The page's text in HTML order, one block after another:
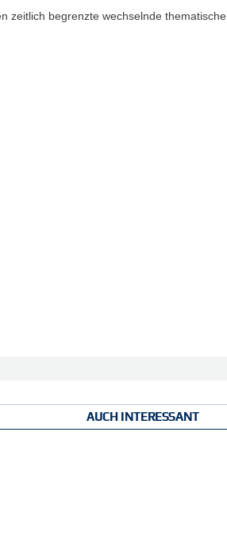
zeitlich begrenzte wechselnde thematische
AUCH INTERESSANT